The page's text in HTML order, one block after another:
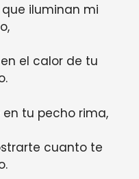
que iluminan mi
el calor de tu
en tu pecho rima,
cuanto te